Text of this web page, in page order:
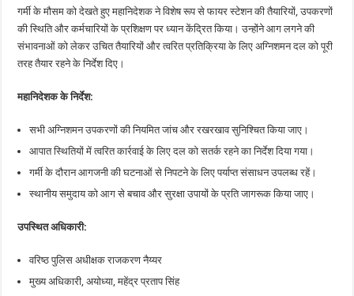
गर्मी के मौसम को देखते हुए महानिदेशक ने विशेष रूप से फायर स्टेशन की तैयारियों, उपकरणों
की स्थिति और कर्मचारियों के प्रशिक्षण पर ध्यान केंद्रित किया। उन्होंने आग लगने की
संभावनाओं को लेकर उचित तैयारियों और त्वरित प्रतिक्रिया के लिए अग्निशमन दल को पूरी
तरह तैयार रहने के निर्देश दिए।
महानिदेशक के निर्देश:
सभी अग्निशमन उपकरणों की नियमित जांच और रखरखाव सुनिश्चित किया जाए।
आपात स्थितियों में त्वरित कार्रवाई के लिए दल को सतर्क रहने का निर्देश दिया गया।
गर्मी के दौरान आगजनी की घटनाओं से निपटने के लिए पर्याप्त संसाधन उपलब्ध रहें।
स्थानीय समुदाय को आग से बचाव और सुरक्षा उपायों के प्रति जागरूक किया जाए।
उपस्थित अधिकारी:
वरिष्ठ पुलिस अधीक्षक राजकरण नैय्यर
मुख्य अधिकारी, अयोध्या, महेंद्र प्रताप सिंह